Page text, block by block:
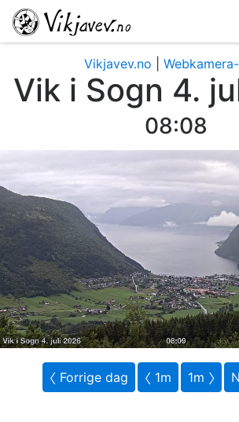
Vikjavev.no
Vik i Sogn 4.
08:11
〈 Forrige dag 〈 1m 1m 〉